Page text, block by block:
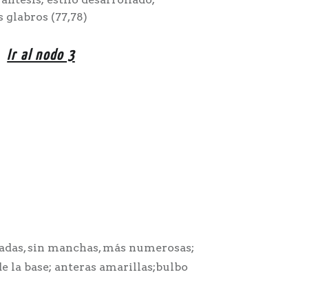
(77,78)
Ir al nodo 3
sin manchas, más numerosas;
la base; anteras amarillas;bulbo